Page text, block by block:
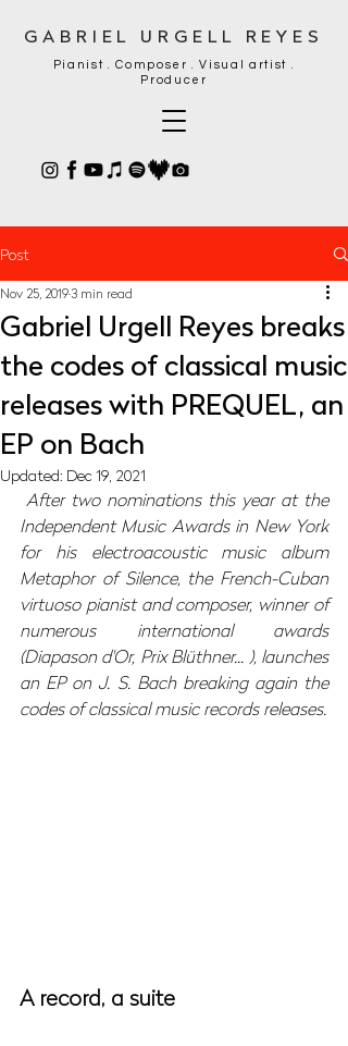
GABRIEL URGELL REYES
Pianist . Composer . Visual artist .
Producer
Post
Gabriel Urgell Reyes breaks
the codes of classical music
releases with PREQUEL, an
EP on Bach
Nov 25, 2019 3 min read
Updated: Dec 19, 2021
After two nominations this year at the
Independent Music Awards in New York
for his electroacoustic music album
Metaphor of Silence, the French-Cuban
virtuoso pianist and composer, winner of
numerous international awards
(Diapason d'Or, Prix Blüthner... ), launches
an EP on J. S. Bach breaking again the
codes of classical music records releases.
A record, a suite